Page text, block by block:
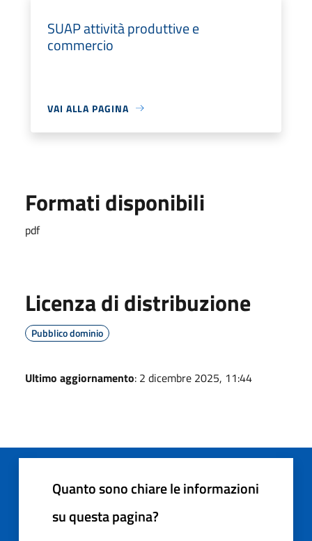
SUAP attività produttive e
commercio
VAI ALLA PAGINA
Formati disponibili
pdf
Licenza di distribuzione
Pubblico dominio
Ultimo aggiornamento: 2 dicembre 2025, 11:44
Quanto sono chiare le informazioni
su questa pagina?